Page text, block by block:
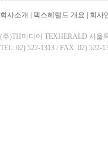
회사소개 텍스헤럴드 개요 회사
(주)TH미디어 TEXHERALD 서울
TEL: 02) 522-1313 / FAX: 02) 522-